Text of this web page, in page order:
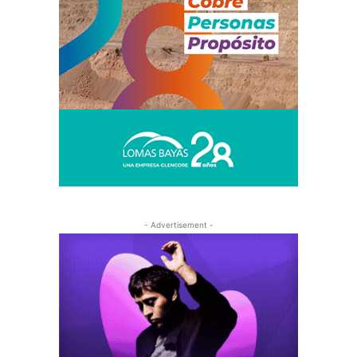
- Advertisement -